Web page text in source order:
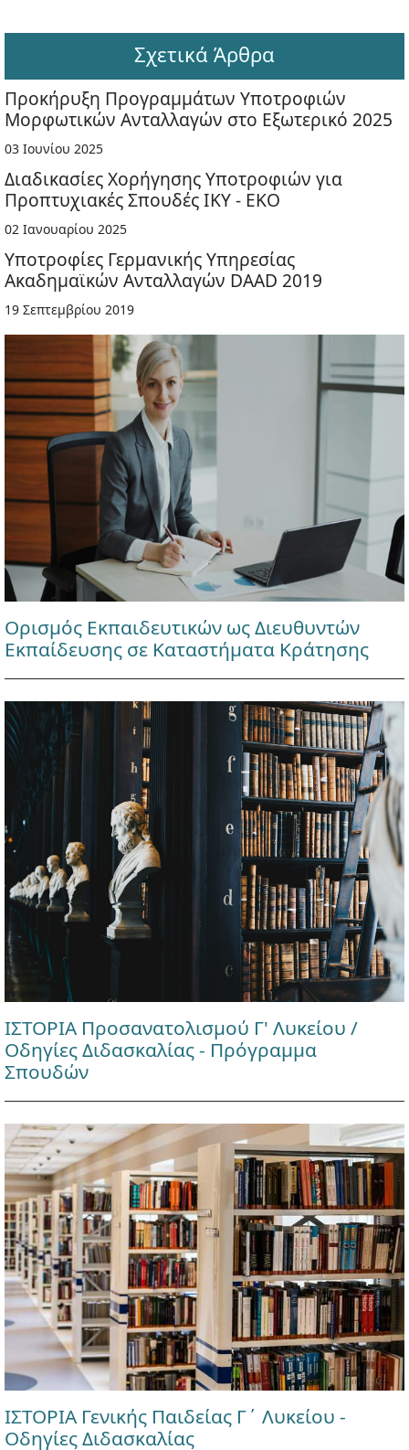
Σχετικά Άρθρα
Προκήρυξη Προγραμμάτων Υποτροφιών
Μορφωτικών Ανταλλαγών στο Εξωτερικό 2025
03 Ιουνίου 2025
Διαδικασίες Χορήγησης Υποτροφιών για
Προπτυχιακές Σπουδές ΙΚΥ - ΕΚΟ
02 Ιανουαρίου 2025
Υποτροφίες Γερμανικής Υπηρεσίας
Ακαδημαϊκών Ανταλλαγών DAAD 2019
19 Σεπτεμβρίου 2019
Ορισμός Εκπαιδευτικών ως Διευθυντών
Εκπαίδευσης σε Καταστήματα Κράτησης
ΙΣΤΟΡΙΑ Προσανατολισμού Γ' Λυκείου /
Οδηγίες Διδασκαλίας - Πρόγραμμα
Σπουδών
ΙΣΤΟΡΙΑ Γενικής Παιδείας Γ΄ Λυκείου -
Οδηγίες Διδασκαλίας